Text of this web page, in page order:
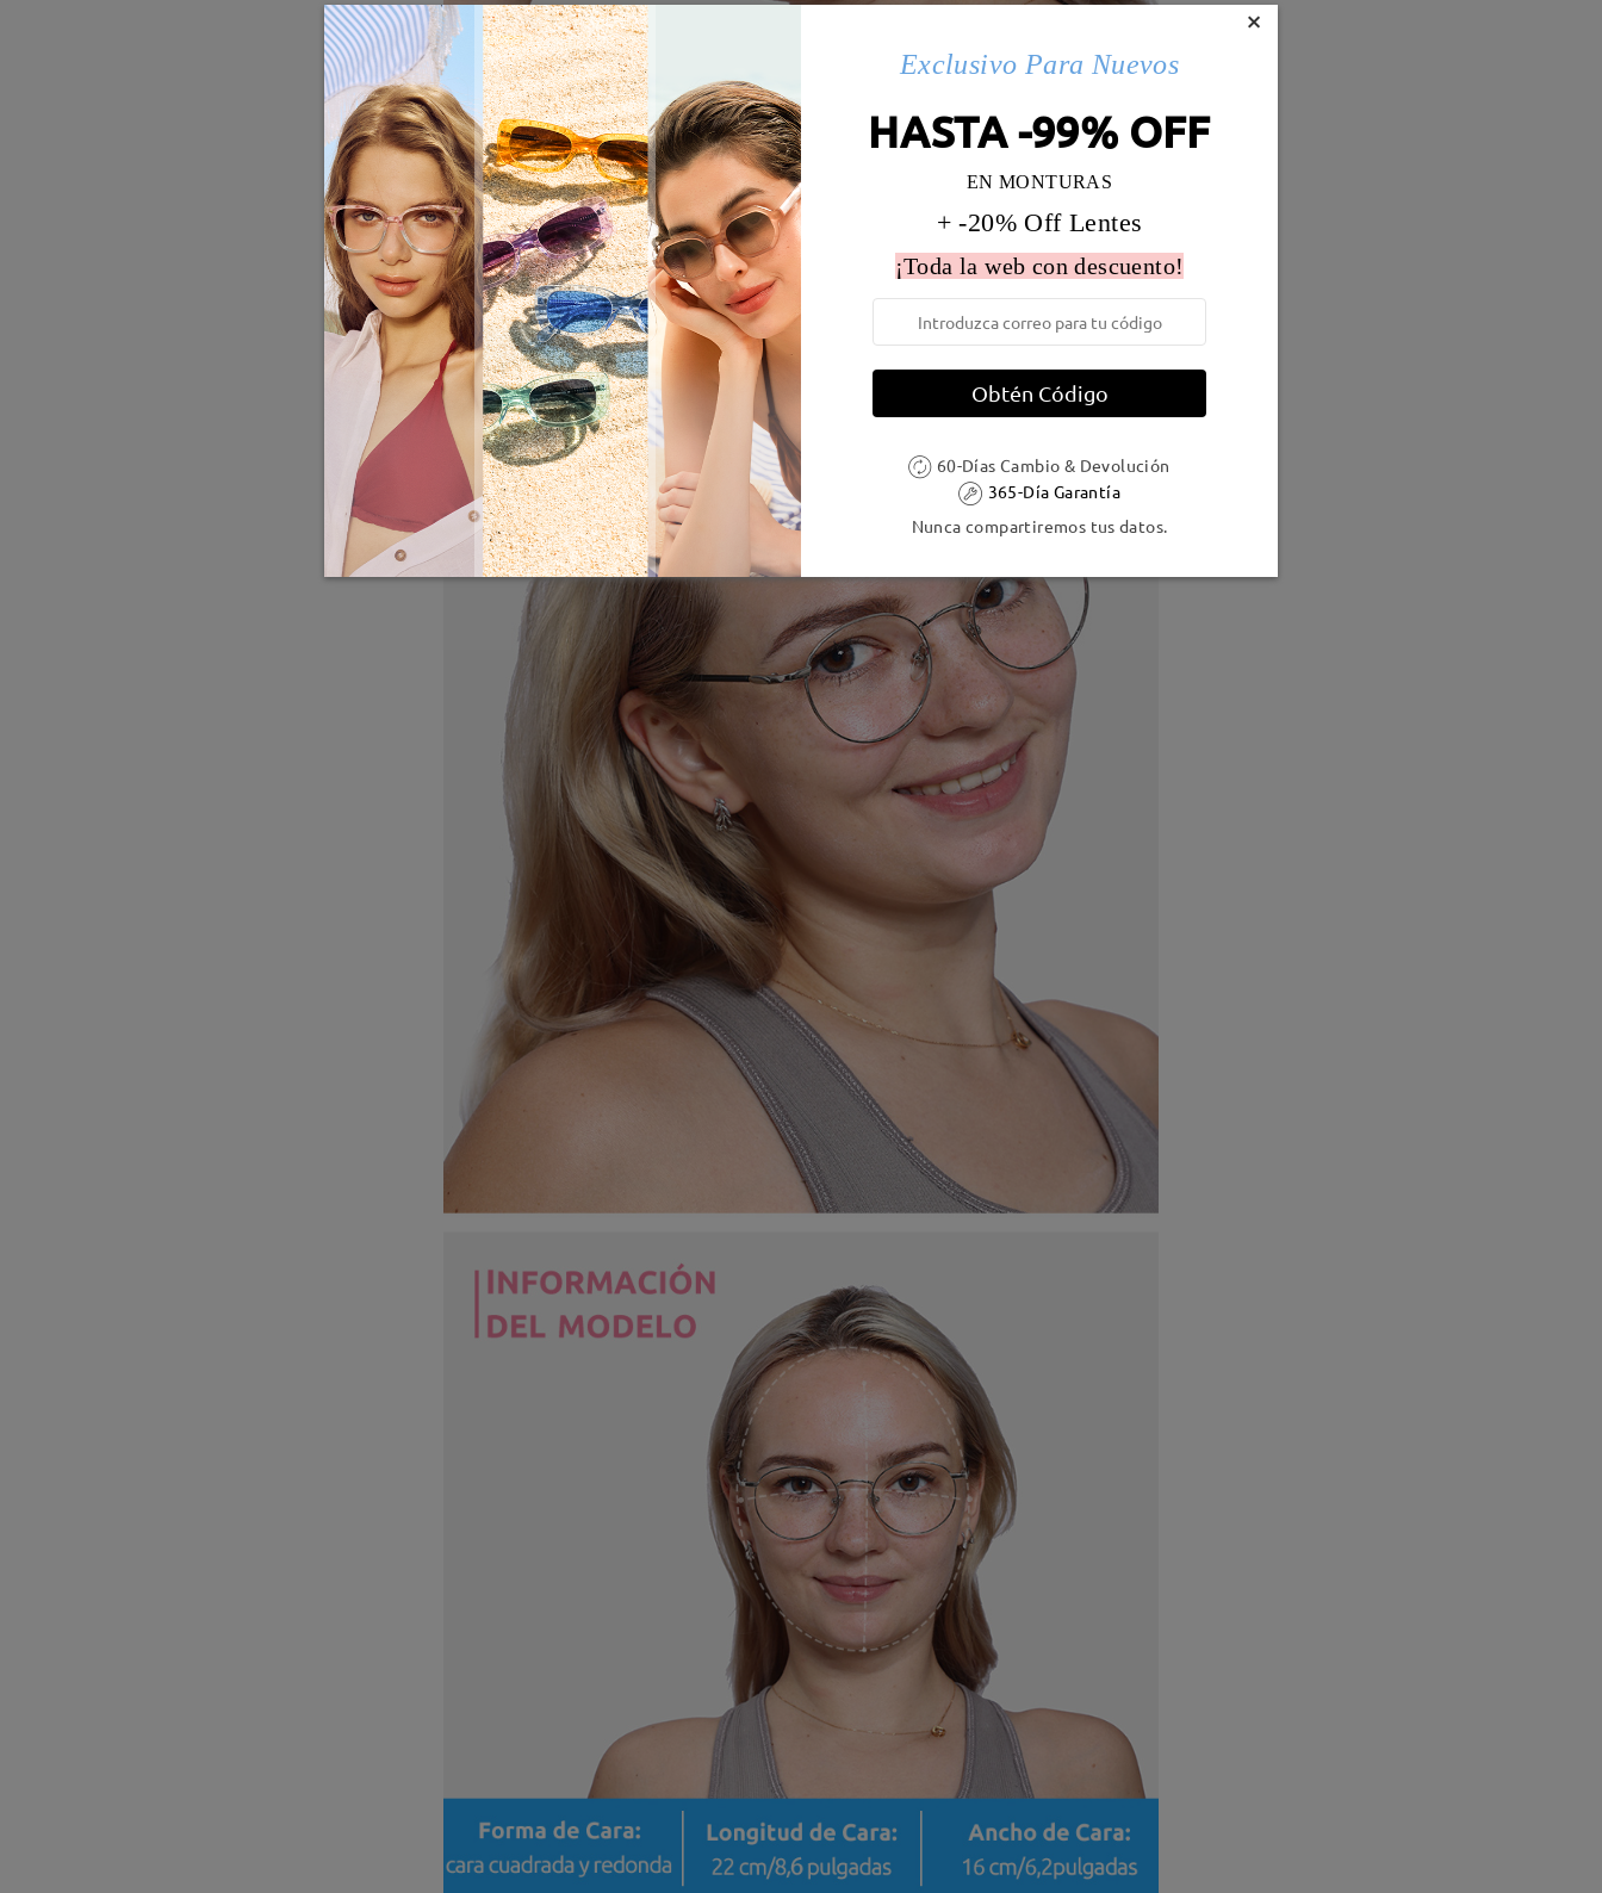
×
Exclusivo Para Nuevos
HASTA -99% OFF
EN MONTURAS
+ -20% Off Lentes
¡Toda la web con descuento!
Obtén Código
60-Días Cambio & Devolución
365-Día Garantía
Nunca compartiremos tus datos.